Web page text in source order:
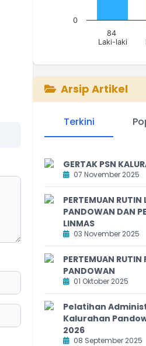
84
Laki-laki
0
Arsip Artikel
Terkini
GERTAK PSN
07 November 2025
PERTEMUAN RUTIN
PANDOWAN DAN
LINMAS
03 November 2025
PERTEMUAN RUTIN
PANDOWAN
01 Oktober 2025
Pelatihan
Kalurahan
2026
08 September 2025